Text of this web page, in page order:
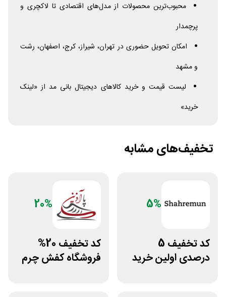
محبوب‌ترین محصولات از مدل‌های اقتصادی تا لاکچری و
پرچمدار
امکان تحویل حضوری در تهران، شیراز، کرج، اصفهان، رشت
و مشهد
لیست قیمت و خرید کالاهای دیجیتال بانی مد از «لینک
خرید»
تخفیف‌های مشابه
5%
کد تخفیف 5
درصدی اولین خرید
20%
کد تخفیف 20%
فروشگاه کفش چرم